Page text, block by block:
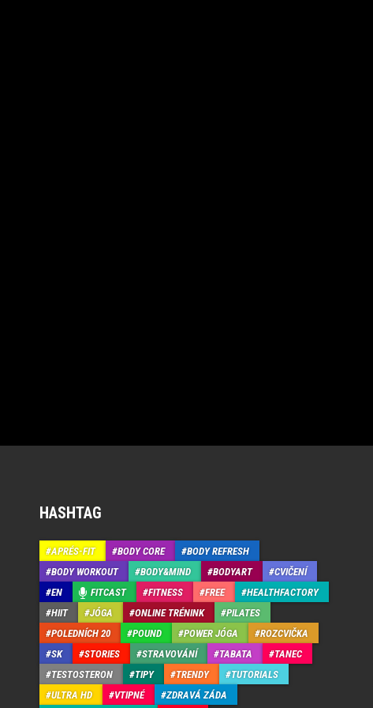
HASHTAG
APRÉS-FIT BODY CORE
BODY REFRESH
BODY WORKOUT
BODY&MIND BODYART
CVIČENÍ
EN
FITCAST FITNESS FREE
HEALTHFACTORY
HIIT
JÓGA ONLINE TRÉNINK
PILATES
POLEDNÍCH 20
POUND POWER JÓGA
ROZCVIČKA
SK
STORIES STRAVOVÁNÍ TABATA
TANEC
TESTOSTERON
TIPY TRENDY
TUTORIALS
ULTRA HD
VTIPNÉ ZDRAVÁ ZÁDA